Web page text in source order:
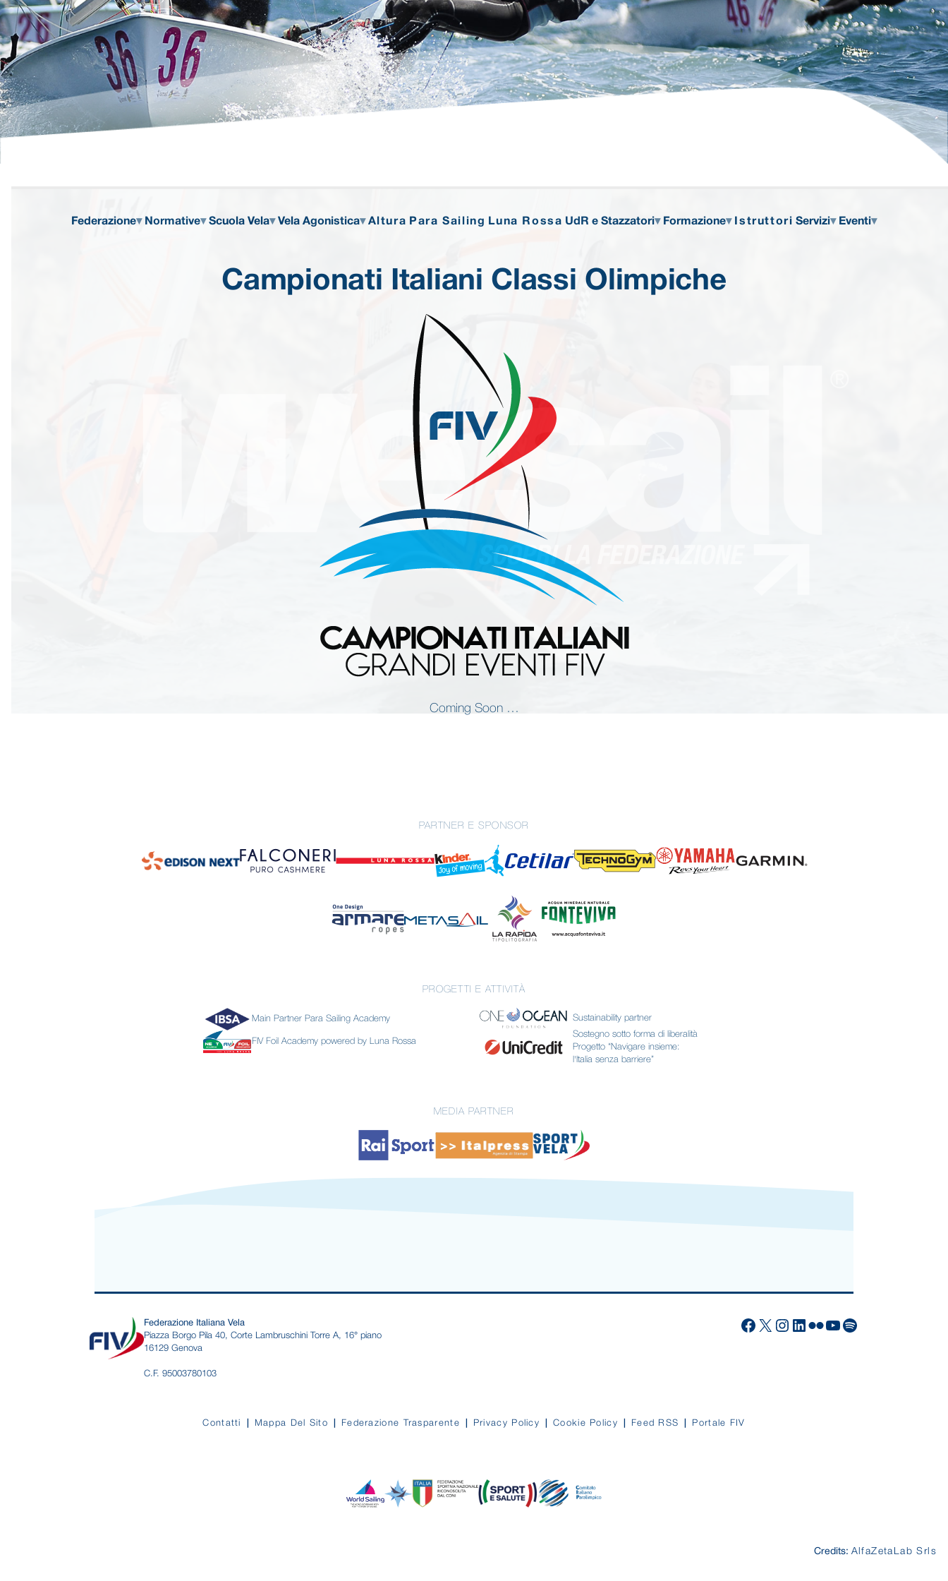
Federazione Normative Scuola Vela Vela Agonistica Altura Para Sailing Luna Rossa UdR e Stazzatori Formazione Istruttori Servizi Eventi
Campionati Italiani Classi Olimpiche
Coming Soon …
PARTNER E SPONSOR
PROGETTI E ATTIVITÀ
Main Partner Para Sailing Academy
FIV Foil Academy powered by Luna Rossa
Sustainability partner
Sostegno sotto forma di liberalità
Progetto “Navigare insieme:
l'Italia senza barriere”
MEDIA PARTNER
Federazione Italiana Vela
Piazza Borgo Pila 40, Corte Lambruschini Torre A, 16° piano
16129 Genova
C.F. 95003780103
Facebook
X Instagram
LinkedIn
Flickr
YouTube
Spotify
Contatti Mappa Del Sito Federazione Trasparente Privacy Policy Cookie Policy Feed RSS Portale FIV
Credits: AlfaZetaLab Srls